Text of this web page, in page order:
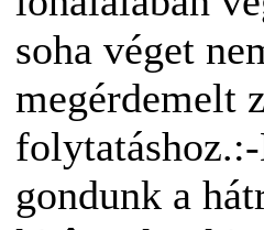
soha véget
megérdemelt
gondunk a